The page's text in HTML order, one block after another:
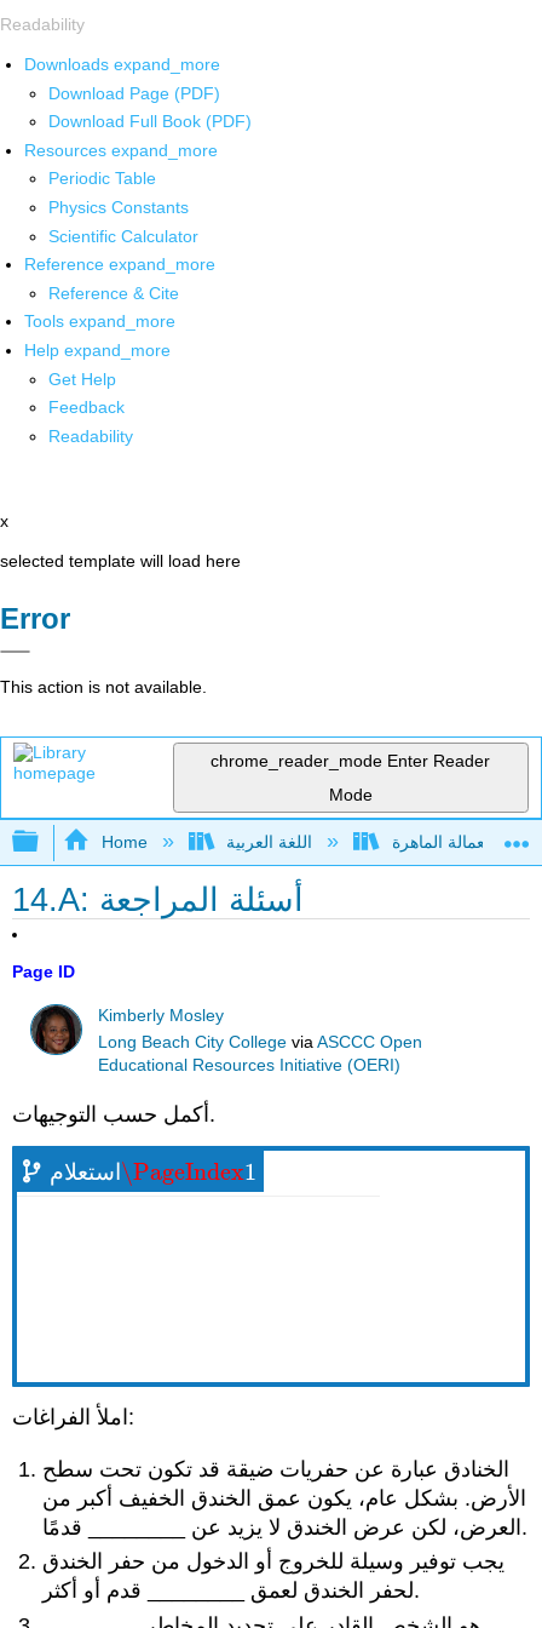
Readability
Downloads expand_more
Download Page (PDF)
Download Full Book (PDF)
Resources expand_more
Periodic Table
Physics Constants
Scientific Calculator
Reference expand_more
Reference & Cite
Tools expand_more
Help expand_more
Get Help
Feedback
Readability
x
selected template will load here
Error
This action is not available.
chrome_reader_mode Enter Reader
Mode
Expand/collapse global hierarchy
Home
14.A: أسئلة المراجعة
Page ID
Kimberly Mosley
Long Beach City College viaASCCC Open
Educational Resources Initiative (OERI)
أكمل حسب التوجيهات.
استعلام\PageIndex1
\PageIndex1
املأ الفراغات:
الخنادق عبارة عن حفريات ضيقة قد تكون تحت سطح
الأرض. بشكل عام، يكون عمق الخندق الخفيف أكبر من
العرض، لكن عرض الخندق لا يزيد عن قدمًا.
يجب توفير وسيلة للخروج أو الدخول من حفر الخندق
لحفر الخندق لعمققدم أو أكثر.